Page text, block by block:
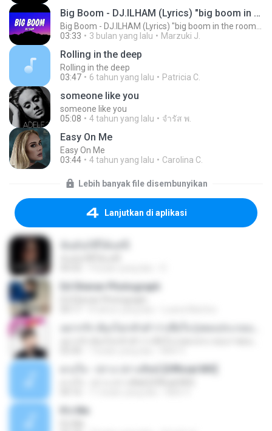
Big Boom - DJ.ILHAM (Lyrics) "big boom in the room i go kaboom"
03:33
3 bulan yang lalu Marzuki J.
Rolling in the deep
Rolling in the deep
03:47
6 tahun yang lalu Patricia C.
someone like you
someone like you
05:08
4 tahun yang lalu จํารัส พ.
Easy On Me
Easy On Me
03:44
4 tahun yang lalu Carolina C.
Lebih banyak file disembunyikan
Lanjutkan di aplikasi
Ed Sheran Photograph
ดวงใจ - ปราง ปรางทิพย์ [Official MV]
It′s Me